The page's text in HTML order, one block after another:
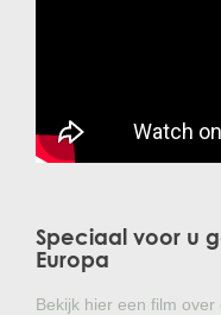
Speciaal voor u
Europa
Bekijk hier een film